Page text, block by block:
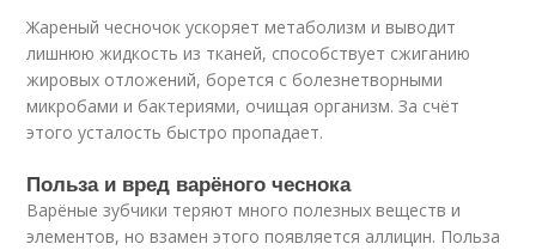
Жареный чесночок ускоряет метаболизм и выводит
лишнюю жидкость из тканей, способствует сжиганию
жировых отложений, борется с болезнетворными
микробами и бактериями, очищая организм. За счёт
этого усталость быстро пропадает.
Польза и вред варёного чеснока
Варёные зубчики теряют много полезных веществ и
элементов, но взамен этого появляется аллицин. Польза